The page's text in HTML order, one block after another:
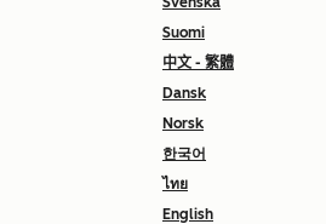
Suomi
中文 - 繁體
Dansk
Norsk
한국어
ไทย
English